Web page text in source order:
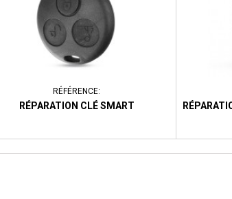
RÉFÉRENCE:
RÉPARATION CLÉ SMART